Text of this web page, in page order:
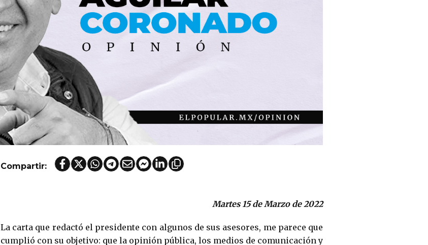
Compartir:
Martes 15 de Marzo de 2022
La carta que redactó el presidente con algunos de sus asesores, me parece que
cumplió con su objetivo: que la opinión pública, los medios de comunicación y